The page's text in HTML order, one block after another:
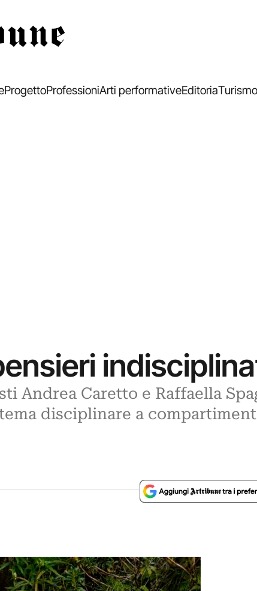
ProgettoProfessioniArti performativeEditoriaTurismo
Andrea Caretto e Raffaella
disciplinare a